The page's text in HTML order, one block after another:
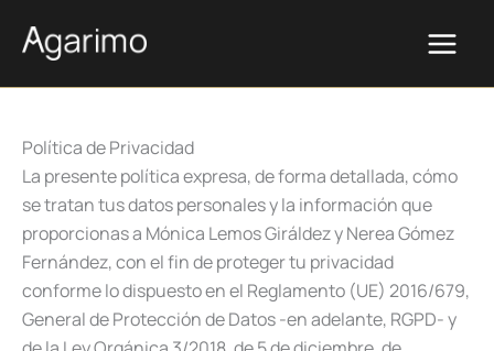
Política de Privacidad
La presente política expresa, de forma detallada, cómo
se tratan tus datos personales y la información que
proporcionas a Mónica Lemos Giráldez y Nerea Gómez
Fernández, con el fin de proteger tu privacidad
conforme lo dispuesto en el Reglamento (UE) 2016/679,
General de Protección de Datos -en adelante, RGPD- y